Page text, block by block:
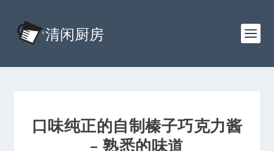
口味纯正的自制榛子巧克力酱
– 熟悉的味道